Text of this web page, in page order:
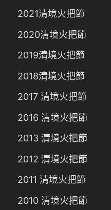
2021清境火把節
2020清境火把節
2019清境火把節
2018清境火把節
2017 清境火把節
2016 清境火把節
2013 清境火把節
2012 清境火把節
2011 清境火把節
2010 清境火把節